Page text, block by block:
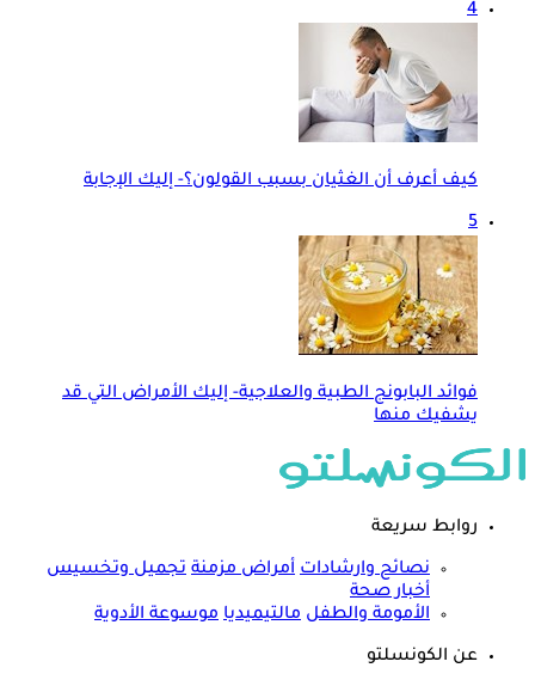
4
كيف أعرف أن الغثيان بسبب القولون؟- إليك الإجابة
5
فوائد البابونج الطبية والعلاجية- إليك الأمراض التي قد
يشفيك منها
روابط سريعة
نصائح وارشادات أمراض مزمنة تجميل وتخسيس
أخبار صحة
الأمومة والطفل مالتيميديا موسوعة الأدوية
عن الكونسلتو